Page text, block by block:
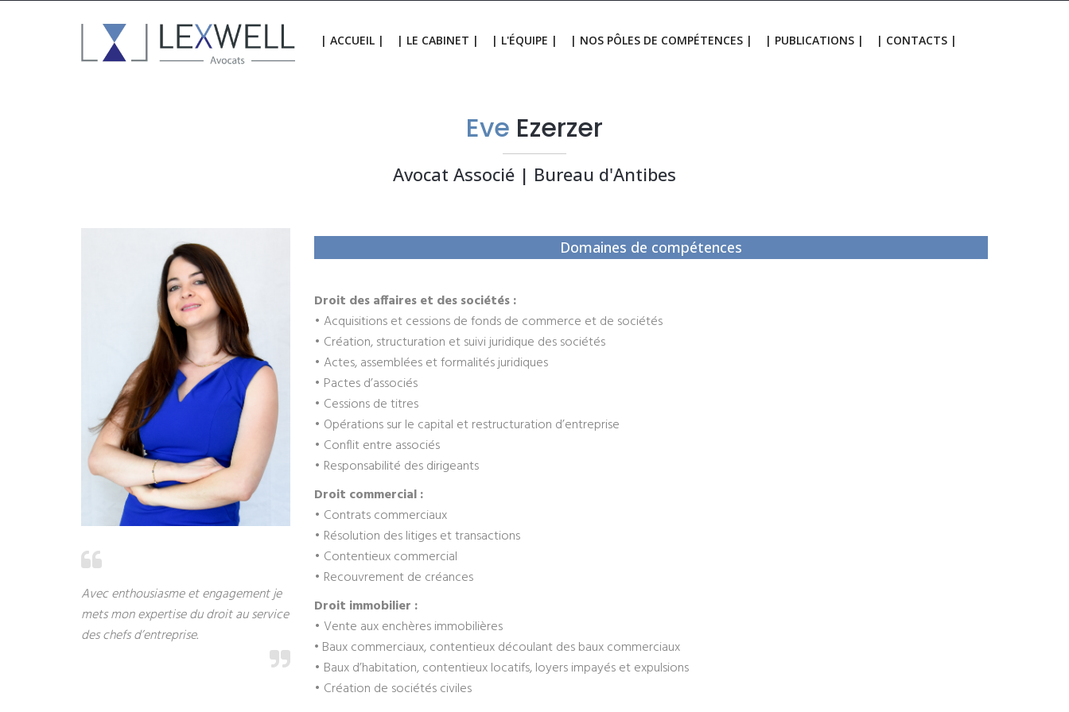
| ACCUEIL | | LE CABINET | | L'ÉQUIPE | | NOS PÔLES DE COMPÉTENCES | | PUBLICATIONS | | CONTACTS |
Eve Ezerzer
Avocat Associé | Bureau d'Antibes
Avec enthousiasme et engagement je
mets mon expertise du droit au service
des chefs d’entreprise.
Domaines de compétences
Droit des affaires et des sociétés :
• Acquisitions et cessions de fonds de commerce et de sociétés
• Création, structuration et suivi juridique des sociétés
• Actes, assemblées et formalités juridiques
• Pactes d’associés
• Cessions de titres
• Opérations sur le capital et restructuration d’entreprise
• Conflit entre associés
• Responsabilité des dirigeants
Droit commercial :
• Contrats commerciaux
• Résolution des litiges et transactions
• Contentieux commercial
• Recouvrement de créances
Droit immobilier :
• Vente aux enchères immobilières
• Baux commerciaux, contentieux découlant des baux commerciaux
• Baux d’habitation, contentieux locatifs, loyers impayés et expulsions
• Création de sociétés civiles